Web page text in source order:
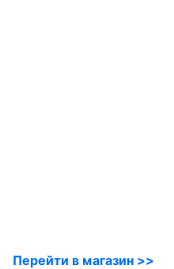
Перейти в магазин >>